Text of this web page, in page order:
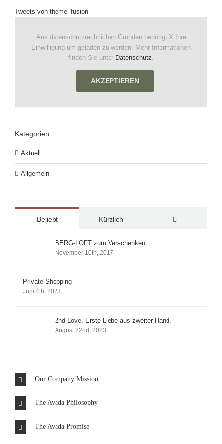
Tweets von theme_fusion
Aus datenschutzrechtlichen Gründen benötigt X Ihre
Einwilligung um geladen zu werden. Mehr Informationen
finden Sie unter Datenschutz
AKZEPTIEREN
Kategorien
Aktuell
Allgemein
Beliebt Kürzlich
BERG-LOFT zum Verschenken
November 10th, 2017
Private Shopping
Juni 4th, 2023
2nd Love. Erste Liebe aus zweiter Hand.
August 22nd, 2023
Our Company Mission
The Avada Philosophy
The Avada Promise